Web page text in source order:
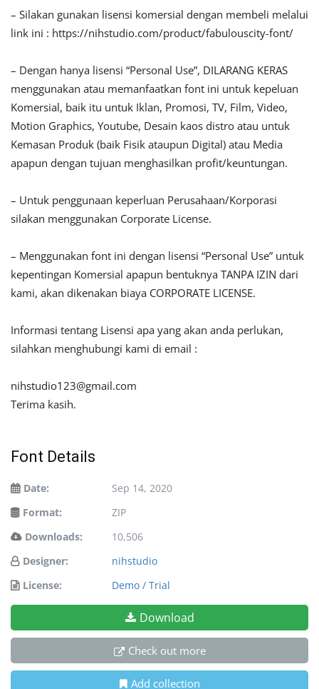
– Silakan gunakan lisensi komersial dengan membeli melalui
link ini : https://nihstudio.com/product/fabulouscity-font/
– Dengan hanya lisensi “Personal Use”, DILARANG KERAS
menggunakan atau memanfaatkan font ini untuk kepeluan
Komersial, baik itu untuk Iklan, Promosi, TV, Film, Video,
Motion Graphics, Youtube, Desain kaos distro atau untuk
Kemasan Produk (baik Fisik ataupun Digital) atau Media
apapun dengan tujuan menghasilkan profit/keuntungan.
– Untuk penggunaan keperluan Perusahaan/Korporasi
silakan menggunakan Corporate License.
– Menggunakan font ini dengan lisensi “Personal Use” untuk
kepentingan Komersial apapun bentuknya TANPA IZIN dari
kami, akan dikenakan biaya CORPORATE LICENSE.
Informasi tentang Lisensi apa yang akan anda perlukan,
silahkan menghubungi kami di email :
nihstudio123@gmail.com
Terima kasih.
Font Details
Date:
Sep 14, 2020
Format:
ZIP
Downloads:
10,506
Designer:
nihstudio
License:
Demo / Trial
Download
Check out more
Add collection